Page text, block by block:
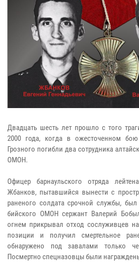
Двадцать шесть лет прошло с того
2000 года, когда в ожесточенном
Грозного погибли два сотрудника
ОМОН.
Офицер барнаульского отряда
Жбанков, пытавшийся вынести с
раненого солдата срочной службы,
бийского ОМОН сержант Валерий
огнем прикрывал отход сослуживцев
позиции и получил смертельное
обнаружено под завалами только
Посмертно спецназовцы были